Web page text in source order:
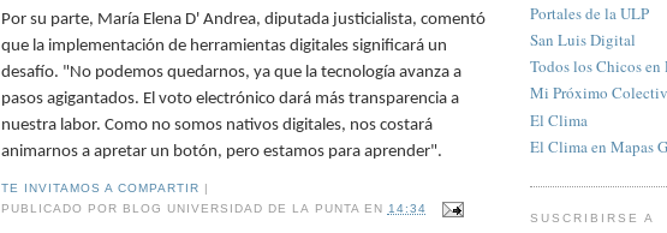
Por su parte, María Elena D' Andrea, diputada justicialista, comentó
que la implementación de herramientas digitales significará un
desafío. "No podemos quedarnos, ya que la tecnología avanza a
pasos agigantados. El voto electrónico dará más transparencia a
nuestra labor. Como no somos nativos digitales, nos costará
animarnos a apretar un botón, pero estamos para aprender".
TE INVITAMOS A COMPARTIR |
PUBLICADO POR BLOG UNIVERSIDAD DE LA PUNTA EN 14:34
Portales de la ULP
San Luis Digital
Todos los Chicos en
Mi Próximo
El Clima
El Clima en Mapas
SUSCRIBIRSE A